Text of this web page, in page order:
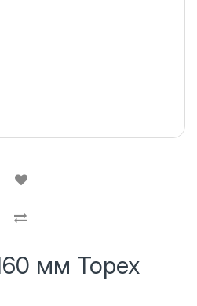
мм Topex